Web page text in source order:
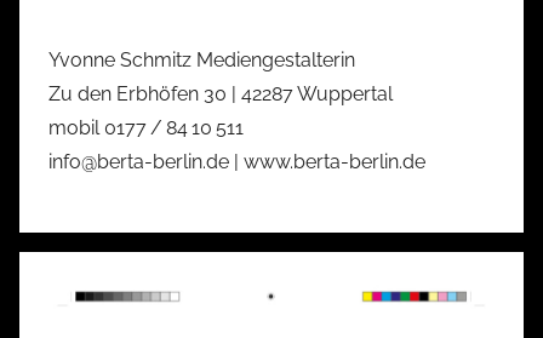
Yvonne Schmitz Mediengestalterin
Zu den Erbhöfen 30 | 42287 Wuppertal
mobil 0177 / 84 10 511
info@berta-berlin.de | www.berta-berlin.de